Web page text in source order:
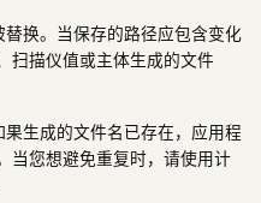
换。当保存的路径应包含变化
扫描仪值或主体生成的文件
生成的文件名已存在，应用程
当您想避免重复时，请使用计